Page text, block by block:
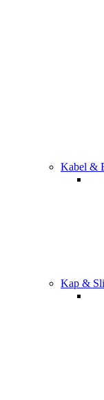
Kabel &
Kap &